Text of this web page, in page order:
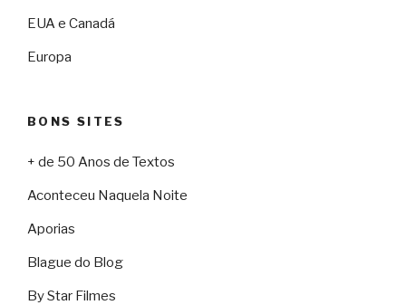
EUA e Canadá
Europa
BONS SITES
+ de 50 Anos de Textos
Aconteceu Naquela Noite
Aporias
Blague do Blog
By Star Filmes